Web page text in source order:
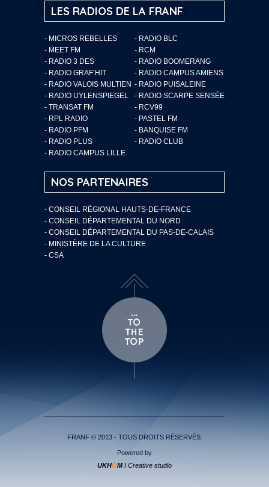
LES RADIOS DE LA FRANF
- MICROS REBELLES
- RADIO BLC
- MEET FM
- RCM
- RADIO 3 DES
- RADIO BOOMERANG
- RADIO GRAF’HIT
- RADIO CAMPUS AMIENS
- RADIO VALOIS MULTIEN - RADIO PUISALEINE
- RADIO UYLENSPIEGEL
- RADIO SCARPE SENSÉE
- TRANSAT FM
- RCV99
- RPL RADIO
- PASTEL FM
- RADIO PFM
- BANQUISE FM
- RADIO PLUS
- RADIO CLUB
- RADIO CAMPUS LILLE
NOS PARTENAIRES
- CONSEIL RÉGIONAL HAUTS-DE-FRANCE
- CONSEIL DÉPARTEMENTAL DU NORD
- CONSEIL DÉPARTEMENTAL DU PAS-DE-CALAIS
- MINISTÈRE DE LA CULTURE
- CSA
FRANF © 2013 - TOUS DROITS RÉSERVÉS.
Powered by
UKHÖMI Creative studio